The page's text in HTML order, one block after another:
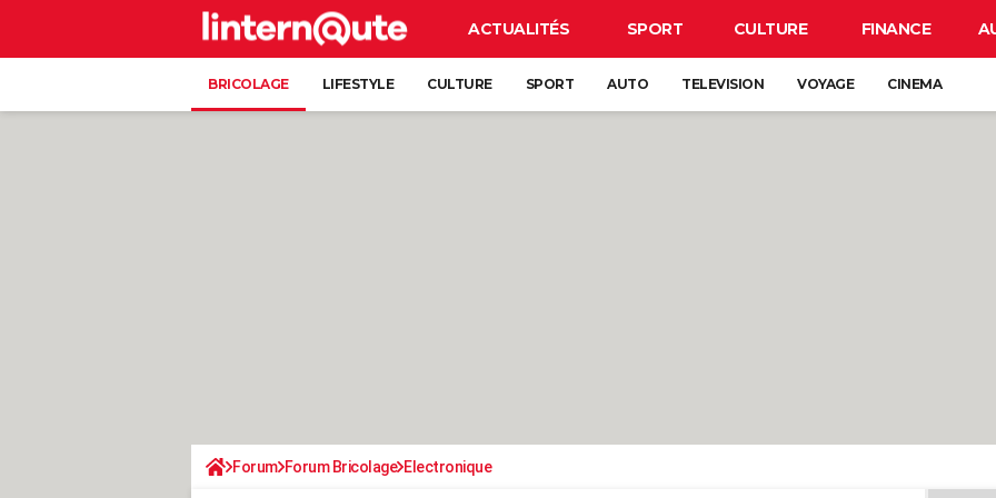
ACTUALITÉS SPORT CULTURE FINANCE
BRICOLAGE LIFESTYLE CULTURE SPORT AUTO TELEVISION VOYAGE CINEMA
Forum Forum Bricolage Electronique